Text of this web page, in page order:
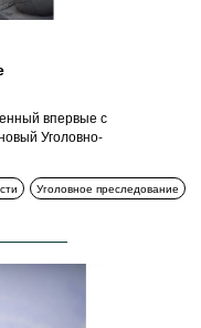
впервые с
Уголовно-
Уголовное преследование